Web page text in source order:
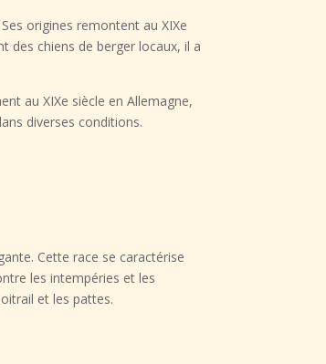
origines remontent au XIXe
des chiens de berger locaux, il a
au XIXe siècle en Allemagne,
diverses conditions.
Cette race se caractérise
les intempéries et les
et les pattes.